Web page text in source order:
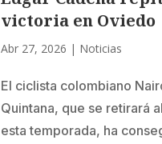
victoria en Oviedo
Abr 27, 2026 | Noticias
El ciclista colombiano
Quintana, que se retirará
esta temporada, ha